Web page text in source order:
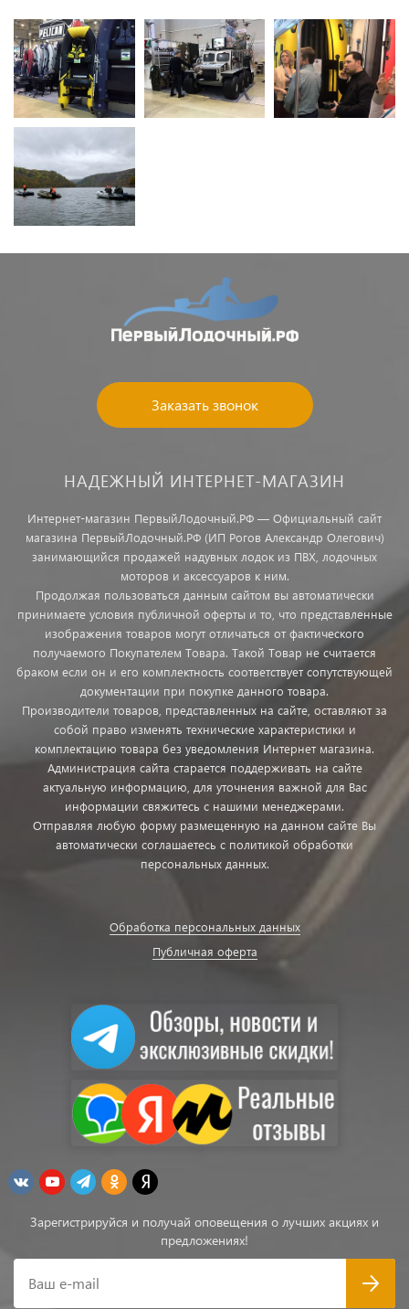
Заказать звонок
НАДЕЖНЫЙ ИНТЕРНЕТ-МАГАЗИН
Интернет-магазин ПервыйЛодочный.РФ — Официальный сайт
магазина ПервыйЛодочный.РФ (ИП Рогов Александр Олегович)
занимающийся продажей надувных лодок из ПВХ, лодочных
моторов и аксессуаров к ним.
Продолжая пользоваться данным сайтом вы автоматически
принимаете условия публичной оферты и то, что представленные
изображения товаров могут отличаться от фактического
получаемого Покупателем Товара. Такой Товар не считается
браком если он и его комплектность соответствует сопутствующей
документации при покупке данного товара.
Производители товаров, представленных на сайте, оставляют за
собой право изменять технические характеристики и
комплектацию товара без уведомления Интернет магазина.
Администрация сайта старается поддерживать на сайте
актуальную информацию, для уточнения важной для Вас
информации свяжитесь с нашими менеджерами.
Отправляя любую форму размещенную на данном сайте Вы
автоматически соглашаетесь с политикой обработки
персональных данных.
Обработка персональных данных
Публичная оферта
Зарегистрируйся и получай оповещения о лучших акциях и
предложениях!
Ваш e-mail